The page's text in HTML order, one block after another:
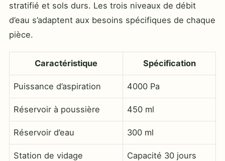
stratifié et sols durs. Les trois niveaux de débit
d’eau s’adaptent aux besoins spécifiques de chaque
pièce.
Caractéristique Spécification
Puissance d’aspiration 4000 Pa
Réservoir à poussière 450 ml
Réservoir d’eau 300 ml
Station de vidage Capacité 30 jours